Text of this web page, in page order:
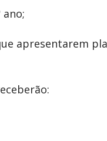
apresentarem